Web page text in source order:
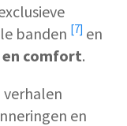
banden [7] en
en comfort.
verhalen
en